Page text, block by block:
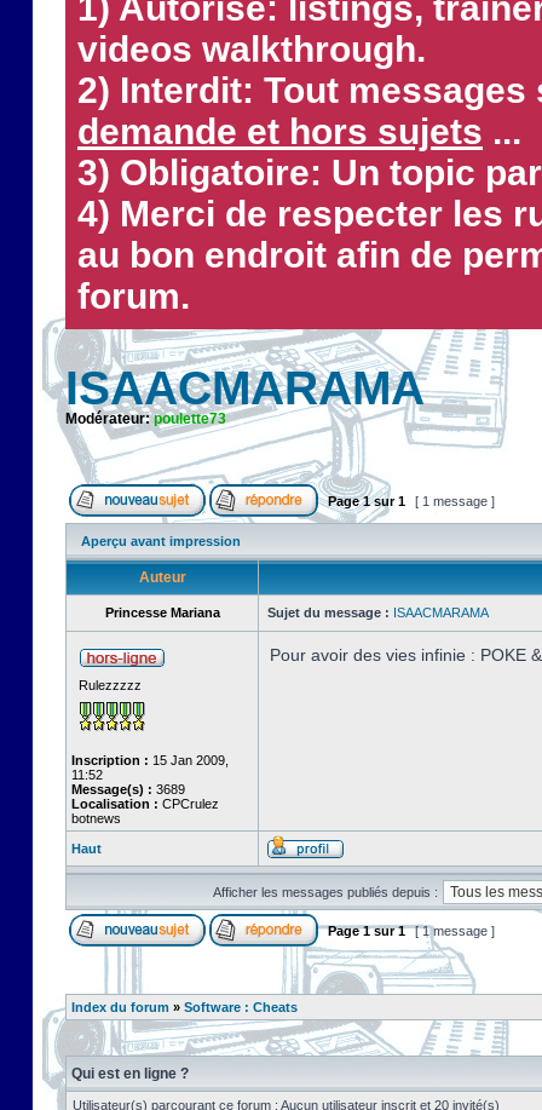
videos walkthrough.
2) Interdit: Tout
demande et hors sujets ...
3) Obligatoire: Un topic
4) Merci de respecter les
au bon endroit afin de
forum.
ISAACMARAMA
Modérateur:poulette73
Page1sur1 [ 1 message ]
Aperçu avant impression
Auteur
Princesse Mariana Sujet du message : ISAACMARAMA
Rulezzzzz
Inscription : 15 Jan 2009,
11:52
Message(s) : 3689
Localisation : CPCrulez
botnews
Pour avoir des vies infinie : POKE
Haut
Afficher les messages publiés depuis :
Page1sur1 [ 1 message ]
Index du forum » Software : Cheats
Qui est en ligne ?
Utilisateur(s) parcourant ce forum : Aucun utilisateur inscrit et 20 invité(s)